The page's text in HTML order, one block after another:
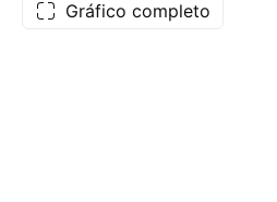
Gráfico completo